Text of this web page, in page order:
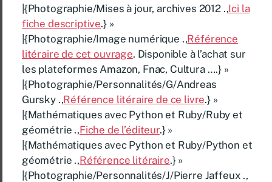
|{Photographie/Mises à jour, archives 2012 .,Ici la
fiche descriptive.} »
|{Photographie/Image numérique .,Référence
litéraire de cet ouvrage. Disponible à l’achat sur
les plateformes Amazon, Fnac, Cultura ….} »
|{Photographie/Personnalités/G/Andreas
Gursky .,Référence litéraire de ce livre.} »
|{Mathématiques avec Python et Ruby/Ruby et
géométrie .,Fiche de l’éditeur.} »
|{Mathématiques avec Python et Ruby/Python et
géométrie .,Référence litéraire.} »
|{Photographie/Personnalités/J/Pierre Jaffeux .,